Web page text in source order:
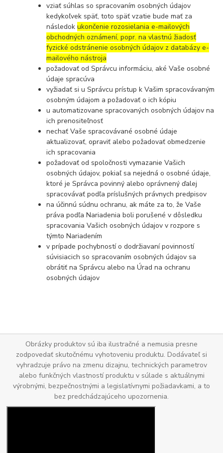
vziať súhlas so spracovaním osobných údajov
kedykoľvek späť, toto späť vzatie bude mať za
následokukončenie rozosielania e-mailových
obchodných oznámení, popr. na vlastnú žiadosť
fyzické odstránenie osobných údajov z databázy e-
mailového nástroja
požadovať od Správcu informáciu, aké Vaše osobné
údaje spracúva
vyžiadať si u Správcu prístup k Vašim spracovávaným
osobným údajom a požadovať o ich kópiu
u automatizovane spracovaných osobných údajov na
ich prenositeľnosť
nechať Vaše spracovávané osobné údaje
aktualizovať, opraviť alebo požadovať obmedzenie
ich spracovania
požadovať od spoločnosti vymazanie Vašich
osobných údajov, pokiaľ sa nejedná o osobné údaje,
ktoré je Správca povinný alebo oprávnený ďalej
spracovávať podľa príslušných právnych predpisov
na účinnú súdnu ochranu, ak máte za to, že Vaše
práva podľa Nariadenia boli porušené v dôsledku
spracovania Vašich osobných údajov v rozpore s
týmto Nariadením
v prípade pochybností o dodržiavaní povinností
súvisiacich so spracovaním osobných údajov sa
obrátiť na Správcu alebo na Úrad na ochranu
osobných údajov
Obrázky produktov sú iba ilustračné a nemusia presne
zodpovedať skutočnému vyhotoveniu produktu. Dodávateľ si
vyhradzuje právo na zmenu dizajnu, technických parametrov
alebo funkčných vlastností produktu v súlade s aktuálnymi
výrobnými, bezpečnostnými a legislatívnymi požiadavkami, a to
bez predchádzajúceho upozornenia.